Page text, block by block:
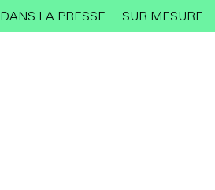
DANS LA PRESSE SUR MESURE